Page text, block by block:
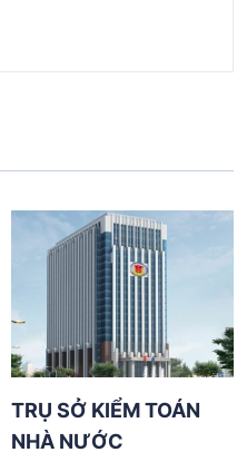
TRỤ SỞ KIỂM TOÁN
NHÀ NƯỚC